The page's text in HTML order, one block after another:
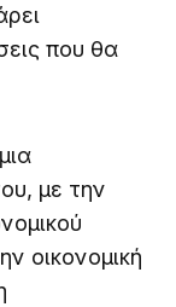
που θα
με την
οικονομική